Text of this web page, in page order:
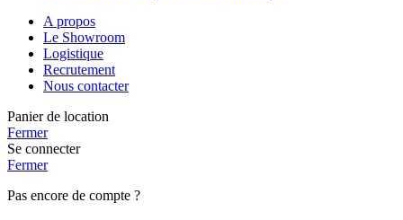
A propos
Le Showroom
Logistique
Recrutement
Nous contacter
Panier de location
Fermer
Se connecter
Fermer
Pas encore de compte ?